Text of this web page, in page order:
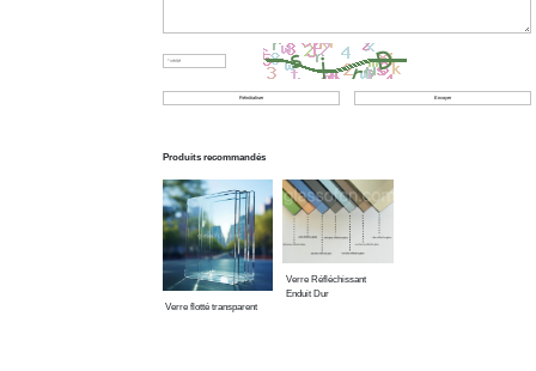
Produits recommandés
Verre flotté transparent
Verre Réfléchissant
Enduit Dur